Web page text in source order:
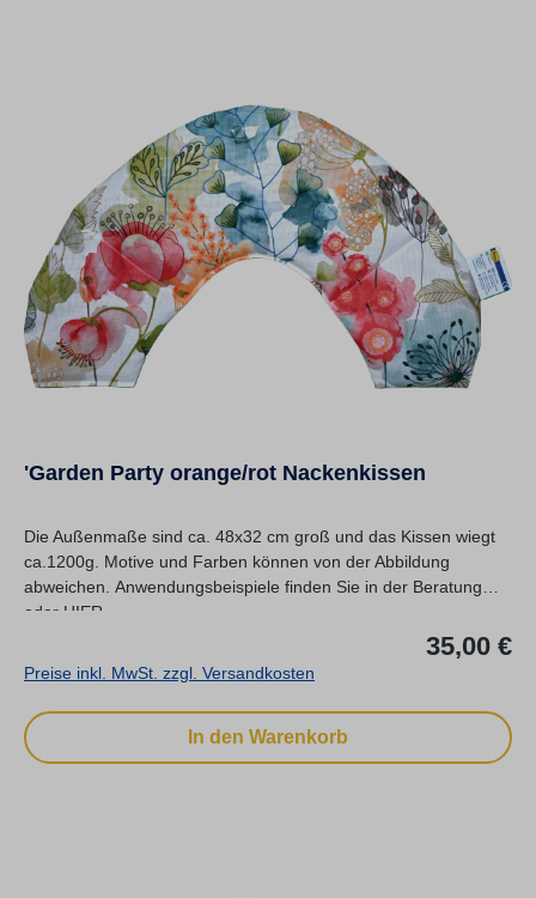
'Garden Party orange/rot Nackenkissen
Die Außenmaße sind ca. 48x32 cm groß und das Kissen wiegt
ca.1200g. Motive und Farben können von der Abbildung
abweichen. Anwendungsbeispiele finden Sie in der Beratung
oder HIER.
35,00 €
Preise inkl. MwSt. zzgl. Versandkosten
In den Warenkorb